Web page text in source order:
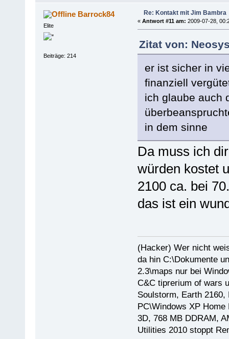
Barrock84
Elite
Beiträge: 214
Re: Kontakt mit Jim Bambra
« Antwort #11 am: 2009-07-28,
Zitat von:
er ist sicher in
finanziell
ich glaube auch
in dem sinne
Da muss ich
würden kostet
2100 ca. bei
das ist ein
(Hacker) Wer nicht
da hin C:\Dokumente
2.3\maps nur bei
C&C tiprerium of wars
Soulstorm, Earth
PC\Windows XP
3D, 768 MB DDRAM,
Utilities 2010 stoppt